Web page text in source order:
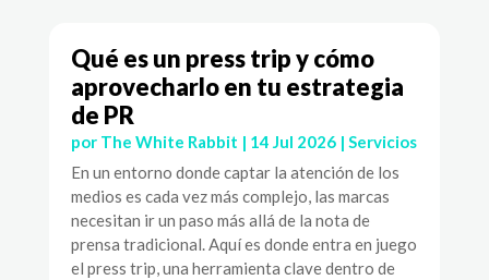
Qué es un press trip y cómo
aprovecharlo en tu estrategia
de PR
por The White Rabbit | 14 Jul 2026| Servicios
En un entorno donde captar la atención de los
medios es cada vez más complejo, las marcas
necesitan ir un paso más allá de la nota de
prensa tradicional. Aquí es donde entra en juego
el press trip, una herramienta clave dentro de